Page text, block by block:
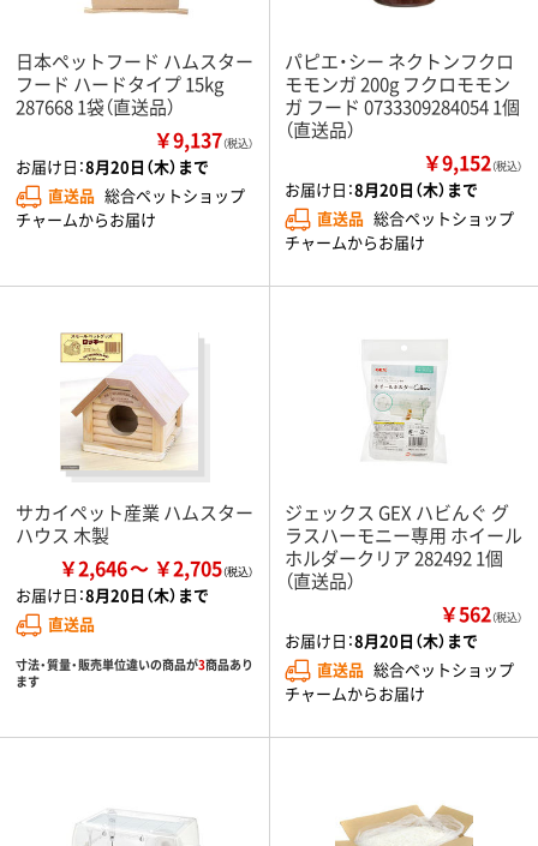
日本ペットフード ハムスター
フード ハードタイプ 15kg
287668 1袋（直送品）
￥9,137（税込）
お届け日：8月20日（木）まで
直送品 総合ペットショップ
チャームからお届け
パピエ・シー ネクトンフクロ
モモンガ 200g フクロモモン
ガ フード 0733309284054 1個
（直送品）
￥9,152（税込）
お届け日：8月20日（木）まで
直送品 総合ペットショップ
チャームからお届け
サカイペット産業 ハムスター
ハウス 木製
￥2,646 ￥2,705
お届け日：8月20日（木）まで
直送品
寸法・質量・販売単位違いの商品が3商品あり
ます
ジェックス GEX ハビんぐ グ
ラスハーモニー専用 ホイール
ホルダークリア 282492 1個
（直送品）
￥562（税込）
お届け日：8月20日（木）まで
直送品 総合ペットショップ
チャームからお届け